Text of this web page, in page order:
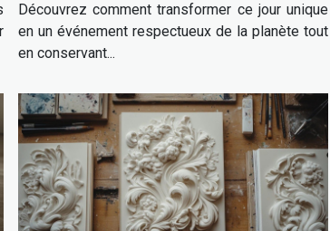
Découvrez comment transformer ce jour unique
en un événement respectueux de la planète tout
en conservant...